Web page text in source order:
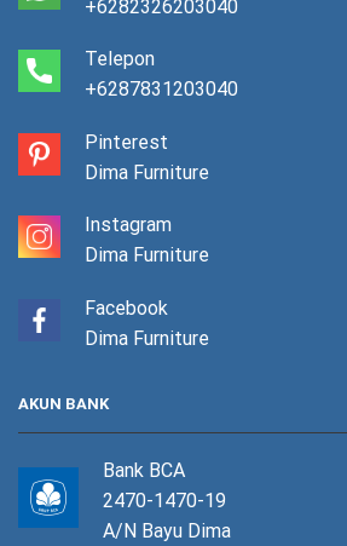
+6282326203040
Telepon
+6287831203040
Pinterest
Dima Furniture
Instagram
Dima Furniture
Facebook
Dima Furniture
AKUN BANK
Bank BCA
2470-1470-19
A/N Bayu Dima